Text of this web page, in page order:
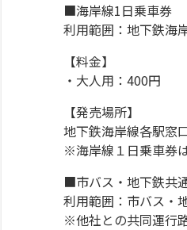
■海岸線1日乗車券
利用範囲：地下鉄海
【料金】
・大人用：400円
【発売場所】
地下鉄海岸線各駅窓
※海岸線１日乗車券
■市バス・地下鉄共
利用範囲：市バス・
※他社との共同運行